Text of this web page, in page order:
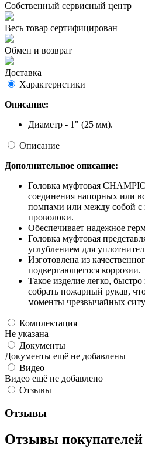
Собственный сервисный центр
Весь товар сертифицирован
Обмен и возврат
Доставка
Характеристики
Описание:
Диаметр - 1" (25 мм).
Описание
Дополнительное описание:
Головка муфтовая
соединения напорных или
помпами или между собой
проволоки.
Обеспечиваeт надежноe
Головка муфтовая
углублением для
Изготовлена из
подвергающегося коррозии.
Такое изделие легко,
собрать пожарный рукав,
моменты чрезвычайных
Комплектация
Не указана
Документы
Документы ещё не добавлены
Видео
Видео ещё не добавлено
Отзывы
Отзывы
Отзывы покупателей